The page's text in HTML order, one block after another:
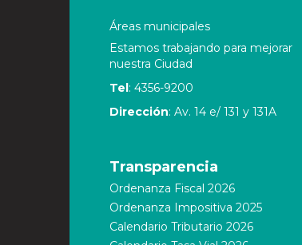
Áreas municipales
Estamos trabajando para mejorar
nuestra Ciudad
Tel : 4356-9200
Dirección: Av. 14 e/ 131 y 131A
Transparencia
Ordenanza Fiscal 2026
Ordenanza Impositiva 2025
Calendario Tributario 2026